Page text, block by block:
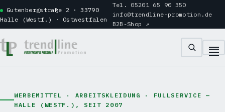
Gutenbergstraße 2 · 33790
Halle (Westf.) · Ostwestfalen
Tel. 05201 65 90 350
info@trendline-promotion.de
B2B-Shop ↗
WERBEMITTEL · ARBEITSKLEIDUNG · FULLSERVICE —
HALLE (WESTF.), SEIT 2007